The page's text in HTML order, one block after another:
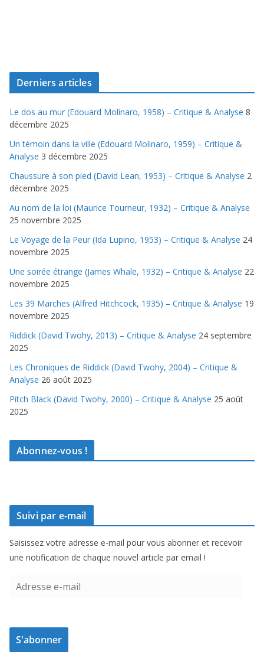
Derniers articles
Le dos au mur (Edouard Molinaro, 1958) – Critique & Analyse 8
décembre 2025
Un témoin dans la ville (Edouard Molinaro, 1959) – Critique &
Analyse 3 décembre 2025
Chaussure à son pied (David Lean, 1953) – Critique & Analyse 2
décembre 2025
Au nom de la loi (Maurice Tourneur, 1932) – Critique & Analyse
25 novembre 2025
Le Voyage de la Peur (Ida Lupino, 1953) – Critique & Analyse 24
novembre 2025
Une soirée étrange (James Whale, 1932) – Critique & Analyse 22
novembre 2025
Les 39 Marches (Alfred Hitchcock, 1935) – Critique & Analyse 19
novembre 2025
Riddick (David Twohy, 2013) – Critique & Analyse 24 septembre
2025
Les Chroniques de Riddick (David Twohy, 2004) – Critique &
Analyse 26 août 2025
Pitch Black (David Twohy, 2000) – Critique & Analyse 25 août
2025
Abonnez-vous !
Suivi par e-mail
Saisissez votre adresse e-mail pour vous abonner et recevoir
une notification de chaque nouvel article par email !
e
s
S'abonner